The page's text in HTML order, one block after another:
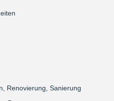
Renovierung, Sanierung